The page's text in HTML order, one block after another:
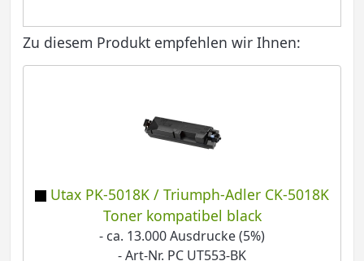
Zu diesem Produkt empfehlen wir Ihnen:
Utax PK-5018K / Triumph-Adler CK-5018K
Toner kompatibel black
- ca. 13.000 Ausdrucke (5%)
- Art-Nr. PC UT553-BK